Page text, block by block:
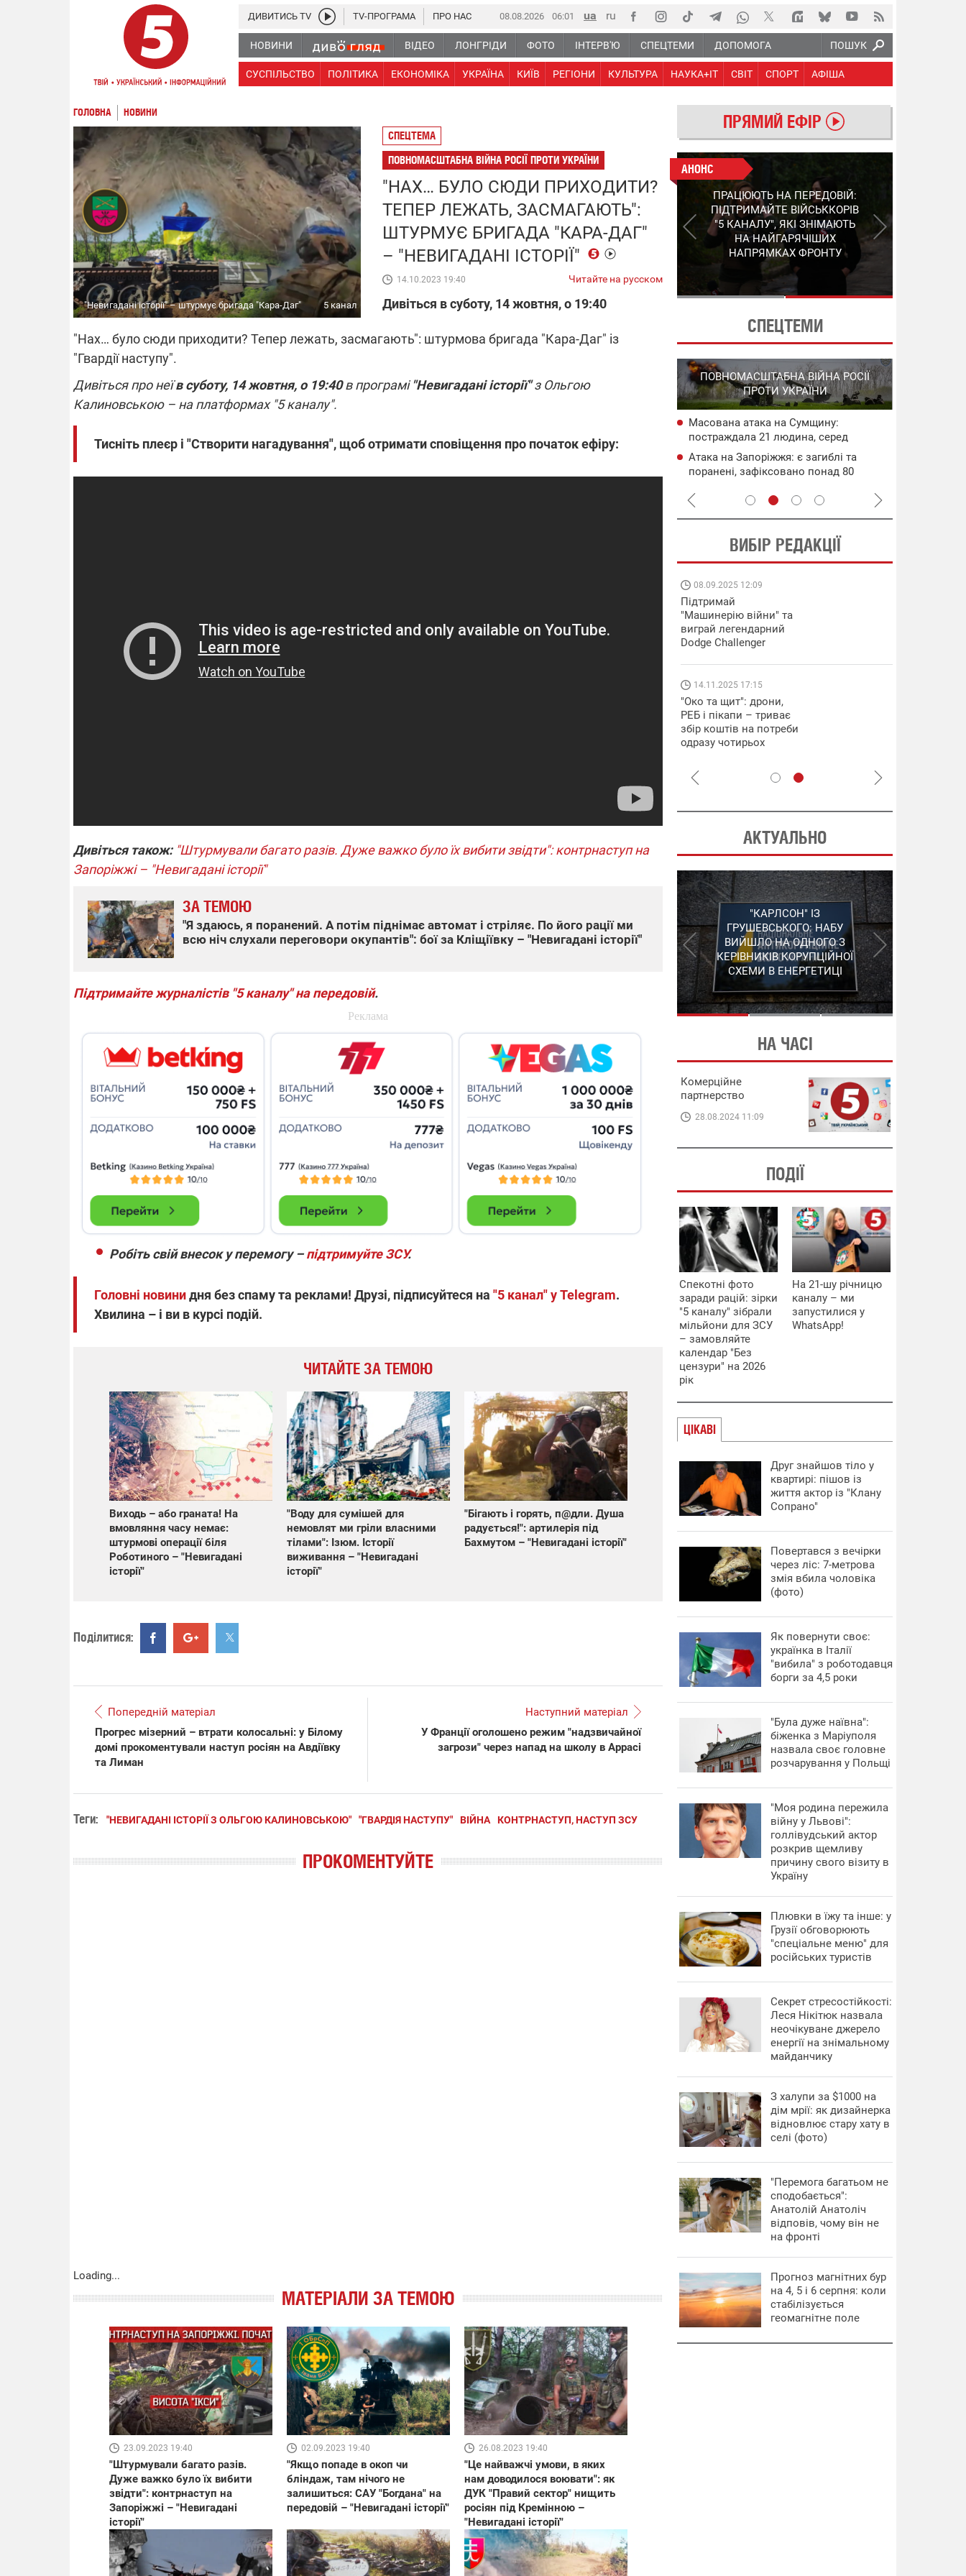
ПОШУК
08.08.2026 06 01
НОВИНИ ВІДЕО ЛОНГРІДИ ФОТО ІНТЕРВ'Ю СПЕЦТЕМИ ДОПОМОГА
СУСПІЛЬСТВО ПОЛІТИКА ЕКОНОМІКА УКРАЇНА КИЇВ РЕГІОНИ КУЛЬТУРА НАУКА+IT СВІТ СПОРТ АФІША
ДИВИТИСЬ TV TV-ПРОГРАМА ПРО НАС
ГОЛОВНА НОВИНИ
"Невигадані історії" – штурмує бригада "Кара-Даг" 5 канал
СПЕЦТЕМА
ПОВНОМАСШТАБНА ВІЙНА РОСІЇ ПРОТИ УКРАЇНИ
"НАХ… БУЛО СЮДИ ПРИХОДИТИ?
ТЕПЕР ЛЕЖАТЬ, ЗАСМАГАЮТЬ":
ШТУРМУЄ БРИГАДА "КАРА-ДАГ"
– "НЕВИГАДАНІ ІСТОРІЇ"
14.10.2023 19:40 Читайте на русском
Дивіться в суботу, 14 жовтня, о 19:40
"Нах… було сюди приходити? Тепер лежать, засмагають": штурмова бригада "Кара-Даг" із
"Гвардії наступу".
Дивіться про неїв суботу, 14 жовтня, о 19:40в програмі"Невигадані історії"з Ольгою
Калиновською – на платформах "5 каналу".
Тисніть плеєр і "Створити нагадування", щоб отримати сповіщення про початок ефіру:
Дивіться також: "Штурмували багато разів. Дуже важко було їх вибити звідти": контрнаступ на
Запоріжжі – "Невигадані історії"
ЗА ТЕМОЮ
"Я здаюсь, я поранений. А потім піднімає автомат і стріляє. По його рації ми
всю ніч слухали переговори окупантів": бої за Кліщіївку – "Невигадані історії"
Підтримайте журналістів "5 каналу" на передовій.
Робіть свій внесок у перемогу –підтримуйте ЗСУ.
Головні новинидня без спаму та реклами! Друзі, підписуйтеся на "5 канал" у Telegram.
Хвилина – і ви в курсі подій.
ЧИТАЙТЕ ЗА ТЕМОЮ
Виходь – або граната! На
вмовляння часу немає:
штурмові операції біля
Роботиного – "Невигадані
історії"
"Воду для сумішей для
немовлят ми гріли власними
тілами": Ізюм. Історії
виживання – "Невигадані
історії"
"Бігають і горять, п@дли. Душа
радується!": артилерія під
Бахмутом – "Невигадані історії"
Поділитися:
Попередній матеріал
Прогрес мізерний – втрати колосальні: у Білому
домі прокоментували наступ росіян на Авдіївку
та Лиман
Наступний матеріал
У Франції оголошено режим "надзвичайної
загрози" через напад на школу в Аррасі
Теги: "НЕВИГАДАНІ ІСТОРІЇ З ОЛЬГОЮ КАЛИНОВСЬКОЮ" "ГВАРДІЯ НАСТУПУ" ВІЙНА КОНТРНАСТУП, НАСТУП ЗСУ
ПРОКОМЕНТУЙТЕ
Loading...
МАТЕРІАЛИ ЗА ТЕМОЮ
23.09.2023 19:40
"Штурмували багато разів.
Дуже важко було їх вибити
звідти": контрнаступ на
Запоріжжі – "Невигадані
історії"
02.09.2023 19:40
"Якщо попаде в окоп чи
бліндаж, там нічого не
залишиться: САУ "Богдана" на
передовій – "Невигадані історії"
26.08.2023 19:40
"Це найважчі умови, в яких
нам доводилося воювати": як
ДУК "Правий сектор" нищить
росіян під Кремінною –
"Невигадані історії"
ПРЯМИЙ ЕФІР
АНОНС
КІНЕЦЬ ВОРОЖИМ
"МОЛНІЯМ" ТА FPV: ЯК
УКРАЇНСЬКИЙ STEP-3
ЗМІНЮЄ ПРАВИЛА ГРИ –
ПОДРОБИЦІ ПРО
ПЕРЕХОПЛЮВАЧ
АНОНС
ПРАЦЮЮТЬ НА ПЕРЕДОВІЙ:
ПІДТРИМАЙТЕ ВІЙСЬККОРІВ
"5 КАНАЛУ", ЯКІ ЗНІМАЮТЬ
НА НАЙГАРЯЧІШИХ
НАПРЯМКАХ ФРОНТУ
СПЕЦТЕМИ
ВІДКЛЮЧЕННЯ СВІТЛА В УКРАЇНІ
областях залишається без світла після
російських обстрілів
ПЛІВКИ МІНДІЧА: СПРАВА
ОБОРУДОК ДРУГА ЗЕЛЕНСЬКОГО
взялося за колишнього виконавчого
директора Енергоатому
ПОВНОМАСШТАБНА ВІЙНА РОСІЇ
ПРОТИ УКРАЇНИ
Масована атака на Сумщину:
постраждала 21 людина, серед
поранених – 8-річний хлопчик
Атака на Запоріжжя: є загиблі та
поранені, зафіксовано понад 80
ВИБІР РЕДАКЦІЇ
виграй легендарний
Dodge Challenger
підтримайте
08.09.2025 12:09
Підтримай
"Машинерію війни" та
виграй легендарний
Dodge Challenger
14.11.2025 17:15
"Око та щит": дрони,
РЕБ і пікапи – триває
збір коштів на потреби
одразу чотирьох
АКТУАЛЬНО
"КАРЛСОН" ІЗ
ГРУШЕВСЬКОГО: НАБУ
ВИЙШЛО НА ОДНОГО З
КЕРІВНИКІВ КОРУПЦІЙНОЇ
СХЕМИ В ЕНЕРГЕТИЦІ
СЕРГІЙ ПУШКАР,
ЗГАДАНИЙ У "ПЛІВКАХ
МІНДІЧА", ЗАЛИШИВ
УКРАЇНУ
"ШЛАГБАУМ" НА
ДЕРЖКОНТРАКТАХ: НАБУ
РОЗКРИЛО ЗЛОЧИННУ
ОРГАНІЗАЦІЮ В
ЕНЕРГЕТИЦІ
НА ЧАСІ
Комерційне
партнерство
28.08.2024 11:09
ПОДІЇ
Спекотні фото
заради рацій: зірки
"5 каналу" зібрали
мільйони для ЗСУ
– замовляйте
календар "Без
цензури" на 2026
рік
На 21-шу річницю
каналу – ми
запустилися у
WhatsApp!
ЦІКАВІ
Друг знайшов тіло у
квартирі: пішов із
життя актор із "Клану
Сопрано"
Повертався з вечірки
через ліс: 7-метрова
змія вбила чоловіка
(фото)
​Як повернути своє:
українка в Італії
"вибила" з роботодавця
борги за 4,5 роки
"Була дуже наївна":
біженка з Маріуполя
назвала своє головне
розчарування у Польщі
"Моя родина пережила
війну у Львові":
голлівудський актор
розкрив щемливу
причину свого візиту в
Україну
Плювки в їжу та інше: у
Грузії обговорюють
"спеціальне меню" для
російських туристів
Секрет стресостійкості:
Леся Нікітюк назвала
неочікуване джерело
енергії на знімальному
майданчику
З халупи за $1000 на
дім мрії: як дизайнерка
відновлює стару хату в
селі (фото)
"Перемога багатьом не
сподобається":
Анатолій Анатоліч
відповів, чому він не
на фронті
Прогноз магнітних бур
на 4, 5 і 6 серпня: коли
стабілізується
геомагнітне поле